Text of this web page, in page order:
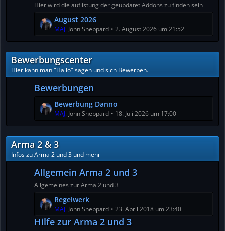
t
e
B
e
i
t
r
ä
g
e
Hier wird die auflistung der geupdatet Addons zu finden sein
L
e
t
z
t
e
B
e
i
t
r
ä
g
e
August 2026
MAJ. John Sheppard 2. August 2026 um 21:52
Bewerbungscenter
Hier kann man "Hallo" sagen und sich Bewerben.
Bewerbungen
L
e
t
z
t
e
B
e
i
t
r
ä
g
Bewerbung Danno
MAJ. John Sheppard 18. Juli 2026 um 17:00
Arma 2 & 3
Infos zu Arma 2 und 3 und mehr
Allgemein Arma 2 und 3
Allgemeines zur Arma 2 und 3
L
e
t
Regelwerk
MAJ. John Sheppard 23. April 2018 um 23:40
Hilfe zur Arma 2 und 3